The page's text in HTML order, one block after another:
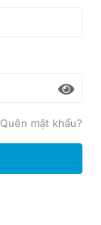
Quên mật khẩu?